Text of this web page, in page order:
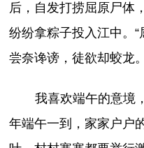
后，自发打捞屈原尸体
纷纷拿粽子投入江中。
尝奈谗谤，徒欲却蛟龙
我喜欢端午的意境
年端午一到，家家户户